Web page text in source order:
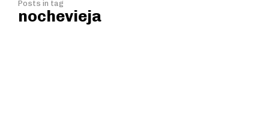
Posts in tag
nochevieja